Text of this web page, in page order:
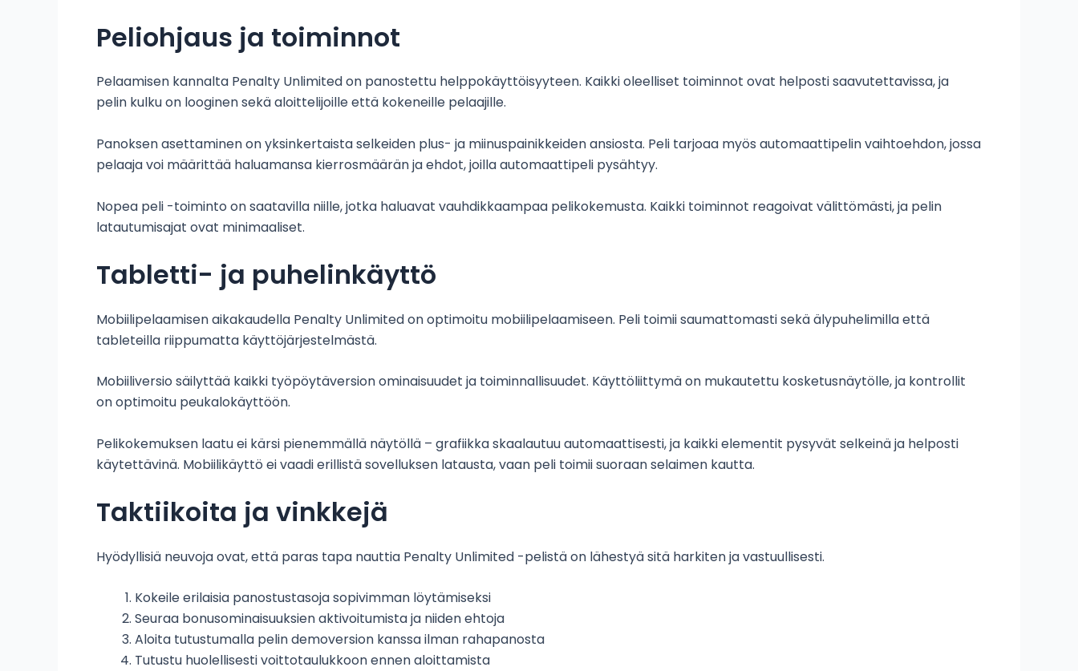
Peliohjaus ja toiminnot
Pelaamisen kannalta Penalty Unlimited on panostettu helppokäyttöisyyteen. Kaikki oleelliset toiminnot ovat helposti saavutettavissa, ja
pelin kulku on looginen sekä aloittelijoille että kokeneille pelaajille.
Panoksen asettaminen on yksinkertaista selkeiden plus- ja miinuspainikkeiden ansiosta. Peli tarjoaa myös automaattipelin vaihtoehdon, jossa
pelaaja voi määrittää haluamansa kierrosmäärän ja ehdot, joilla automaattipeli pysähtyy.
Nopea peli -toiminto on saatavilla niille, jotka haluavat vauhdikkaampaa pelikokemusta. Kaikki toiminnot reagoivat välittömästi, ja pelin
latautumisajat ovat minimaaliset.
Tabletti- ja puhelinkäyttö
Mobiilipelaamisen aikakaudella Penalty Unlimited on optimoitu mobiilipelaamiseen. Peli toimii saumattomasti sekä älypuhelimilla että
tableteilla riippumatta käyttöjärjestelmästä.
Mobiiliversio säilyttää kaikki työpöytäversion ominaisuudet ja toiminnallisuudet. Käyttöliittymä on mukautettu kosketusnäytölle, ja kontrollit
on optimoitu peukalokäyttöön.
Pelikokemuksen laatu ei kärsi pienemmällä näytöllä – grafiikka skaalautuu automaattisesti, ja kaikki elementit pysyvät selkeinä ja helposti
käytettävinä. Mobiilikäyttö ei vaadi erillistä sovelluksen latausta, vaan peli toimii suoraan selaimen kautta.
Taktiikoita ja vinkkejä
Hyödyllisiä neuvoja ovat, että paras tapa nauttia Penalty Unlimited -pelistä on lähestyä sitä harkiten ja vastuullisesti.
Kokeile erilaisia panostustasoja sopivimman löytämiseksi
Seuraa bonusominaisuuksien aktivoitumista ja niiden ehtoja
Aloita tutustumalla pelin demoversion kanssa ilman rahapanosta
Tutustu huolellisesti voittotaulukkoon ennen aloittamista